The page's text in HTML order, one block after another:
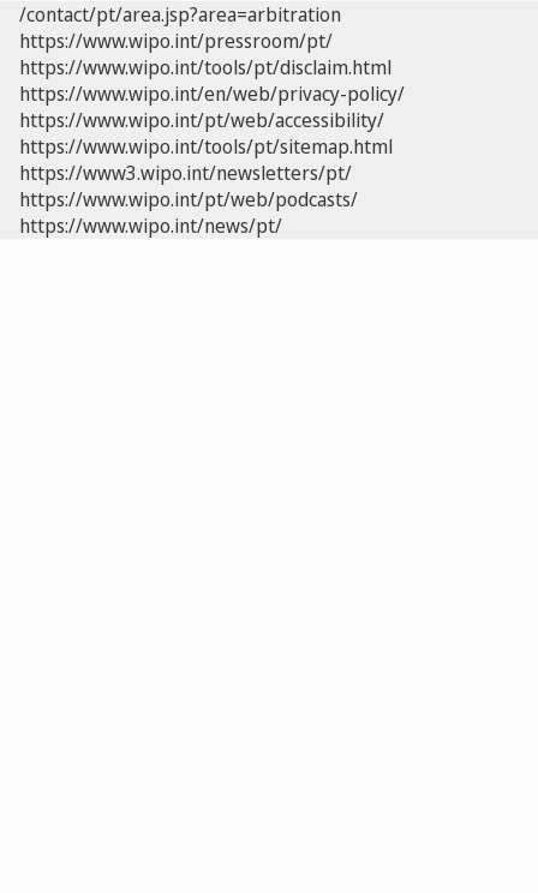
/contact/pt/area.jsp?area=arbitration
https://www.wipo.int/pressroom/pt/
https://www.wipo.int/tools/pt/disclaim.html
https://www.wipo.int/en/web/privacy-policy/
https://www.wipo.int/pt/web/accessibility/
https://www.wipo.int/tools/pt/sitemap.html
https://www3.wipo.int/newsletters/pt/
https://www.wipo.int/pt/web/podcasts/
https://www.wipo.int/news/pt/